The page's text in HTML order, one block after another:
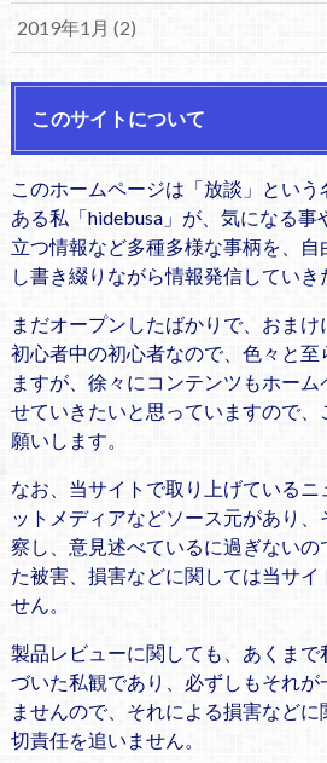
2019年1月 (2)
このサイトについて
このホームページは「放談」とい
ある私「hidebusa」が、気になる
立つ情報など多種多様な事柄を、
し書き綴りながら情報発信していき
まだオープンしたばかりで、おま
初心者中の初心者なので、色々と
ますが、徐々にコンテンツもホー
せていきたいと思っていますので
願いします。
なお、当サイトで取り上げている
ットメディアなどソース元があり
察し、意見述べているに過ぎないの
た被害、損害などに関しては当サイ
せん。
製品レビューに関しても、あくま
づいた私観であり、必ずしもそれが
ませんので、それによる損害など
切責任を追いません。